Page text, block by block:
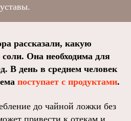
рассказали, какую
Она необходима для
В день в среднем человек
поступает с продуктами.
до чайной ложки без
привести к отекам и